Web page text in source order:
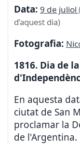
Data: 9 de juliol
d’aquest dia)
Fotografia:
1816. Dia de
En aquesta
ciutat de San
proclamar la
de l'Argentina.